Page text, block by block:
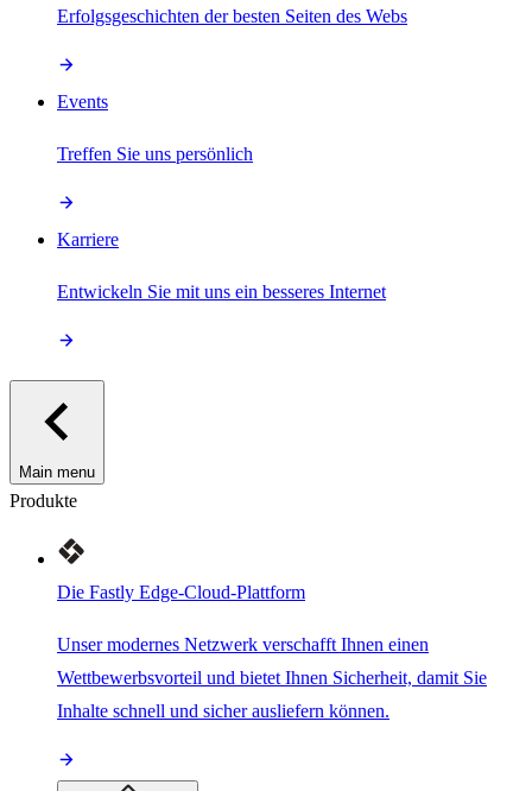
Erfolgsgeschichten der besten Seiten des Webs
Events
Treffen Sie uns persönlich
Karriere
Entwickeln Sie mit uns ein besseres Internet
Main menu
Produkte
Die Fastly Edge-Cloud-Plattform
Unser modernes Netzwerk verschafft Ihnen einen
Wettbewerbsvorteil und bietet Ihnen Sicherheit, damit Sie
Inhalte schnell und sicher ausliefern können.